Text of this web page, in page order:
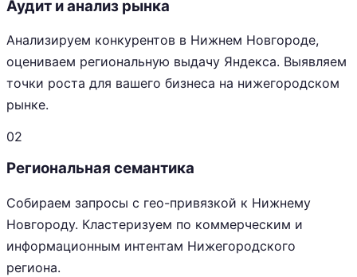
Аудит и анализ рынка
Анализируем конкурентов в Нижнем Новгороде,
оцениваем региональную выдачу Яндекса. Выявляем
точки роста для вашего бизнеса на нижегородском
рынке.
02
Региональная семантика
Собираем запросы с гео-привязкой к Нижнему
Новгороду. Кластеризуем по коммерческим и
информационным интентам Нижегородского
региона.